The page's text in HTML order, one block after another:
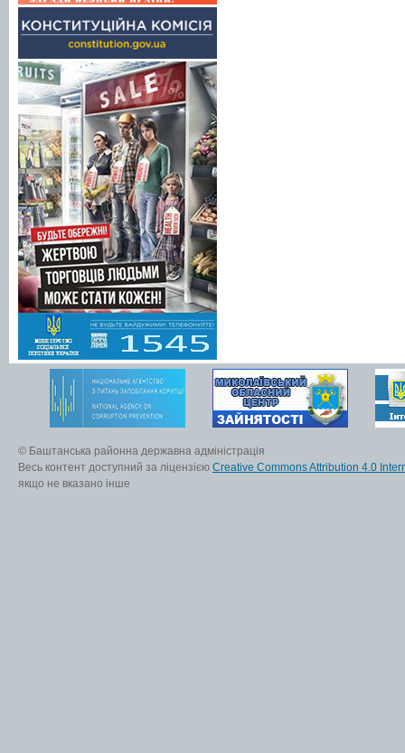
© Баштанська районна державна адміністрація
Весь контент доступний за ліцензією Creative Commons Attribution 4.0
якщо не вказано інше